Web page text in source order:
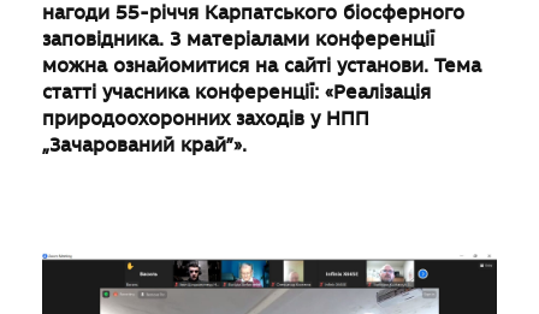
нагоди 55-річчя Карпатського біосферного
заповідника. З матеріалами конференції
можна ознайомитися на сайті установи. Тема
статті учасника конференції: «Реалізація
природоохоронних заходів у НПП
„Зачарований край”».